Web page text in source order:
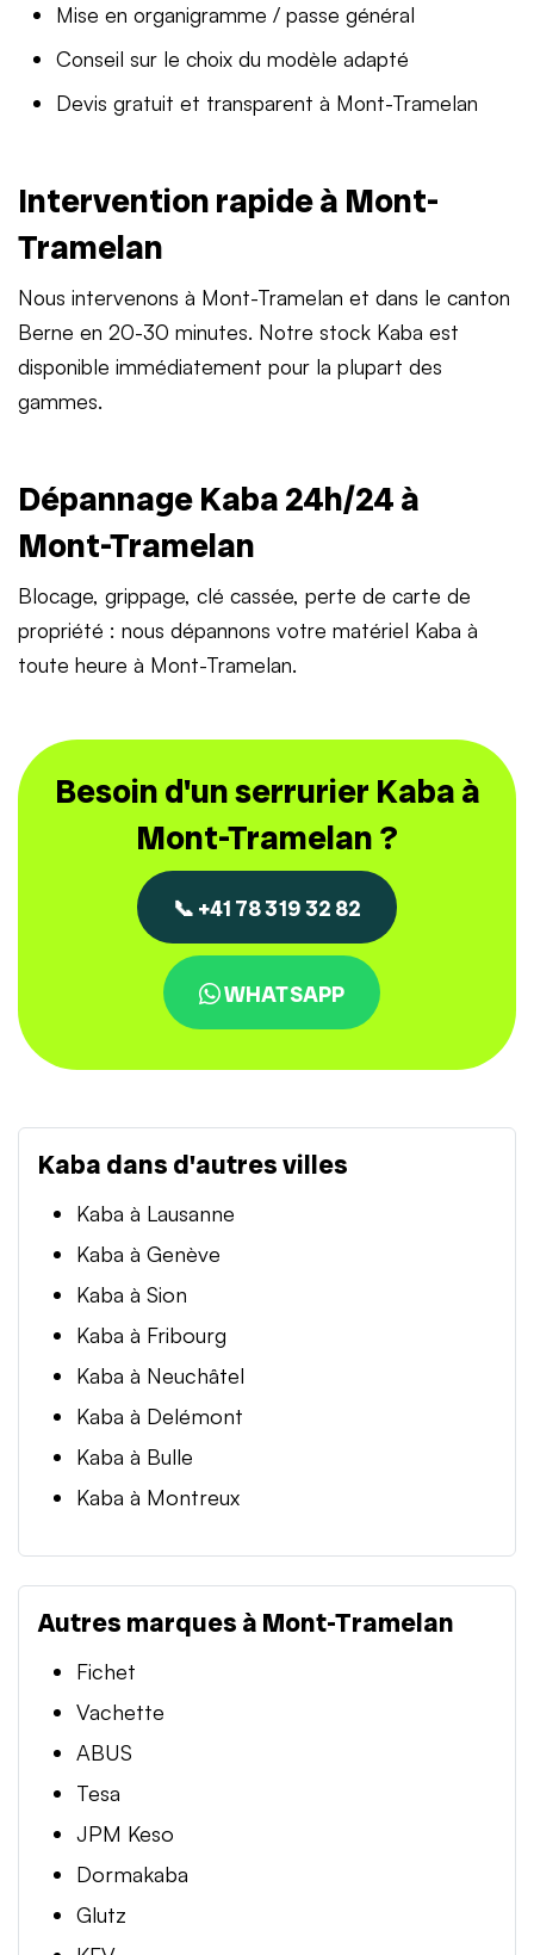
Mise en organigramme / passe général
Conseil sur le choix du modèle adapté
Devis gratuit et transparent à Mont-Tramelan
Intervention rapide à Mont-
Tramelan
Nous intervenons à Mont-Tramelan et dans le canton
Berne en 20-30 minutes. Notre stock Kaba est
disponible immédiatement pour la plupart des
gammes.
Dépannage Kaba 24h/24 à
Mont-Tramelan
Blocage, grippage, clé cassée, perte de carte de
propriété : nous dépannons votre matériel Kaba à
toute heure à Mont-Tramelan.
Besoin d'un serrurier Kaba à
Mont-Tramelan ?
📞 +41 78 319 32 82
WHATSAPP
Kaba dans d'autres villes
Kaba à Lausanne
Kaba à Genève
Kaba à Sion
Kaba à Fribourg
Kaba à Neuchâtel
Kaba à Delémont
Kaba à Bulle
Kaba à Montreux
Autres marques à Mont-Tramelan
Fichet
Vachette
ABUS
Tesa
JPM Keso
Dormakaba
Glutz